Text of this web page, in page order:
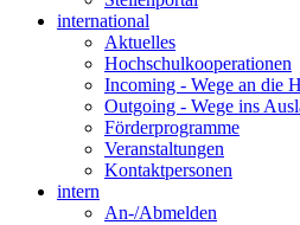
international
Aktuelles
Hochschulkooperationen
Incoming - Wege an die
Outgoing - Wege ins
Förderprogramme
Veranstaltungen
Kontaktpersonen
intern
An-/Abmelden